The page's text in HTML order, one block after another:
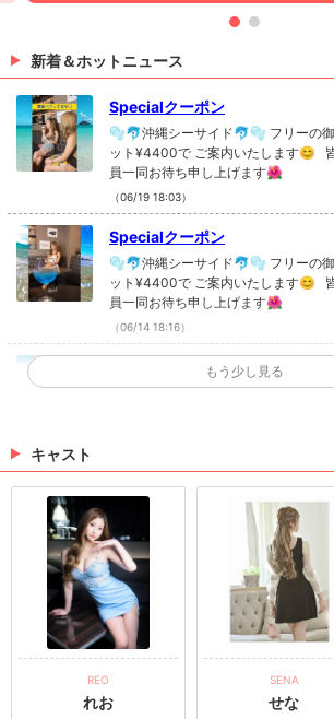
新着＆ホットニュース
Specialクーポン
🫧🐬沖縄シーサイド🐬🫧 フリーの
ット¥4400で ご案内いたします😊
員一同お待ち申し上げます🌺
（06/19 18:03）
Specialクーポン
🫧🐬沖縄シーサイド🐬🫧 フリーの
ット¥4400で ご案内いたします😊
員一同お待ち申し上げます🌺
（06/14 18:16）
Specialクーポン🐬
🫧🐬沖縄シーサイド🐬🫧 フリーの
🫧🐬沖縄シーサイド🐬🫧 フリ
60分セット¥4400で ご...
🫧🐬沖縄シーサイド🐬🫧 フリーの御
ット¥4400で ご案内いたします😊 皆
員一同お待ち申し上げます🌺
（06/12 18:07）
>
もう少し見る
キャスト
REO
れお
SENA
せな